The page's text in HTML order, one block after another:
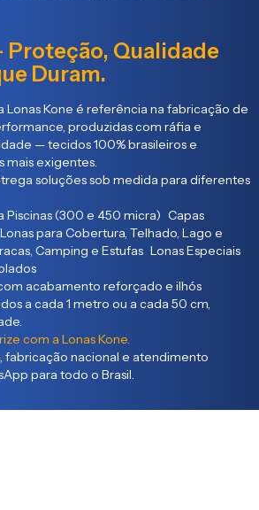
Proteção, Qualidade
Duram.
Lonas Kone é referência na fabricação de
produzidas com ráfia e
— tecidos 100% brasileiros e
mais exigentes.
soluções sob medida para diferentes
Piscinas (300 e 450 micra) Capas
para Cobertura, Telhado, Lago e
Camping e Estufas Lonas Especiais
acabamento reforçado e ilhós
a cada 1 metro ou a cada 50 cm,
com a Lonas Kone.
fabricação nacional e atendimento
para todo o Brasil.